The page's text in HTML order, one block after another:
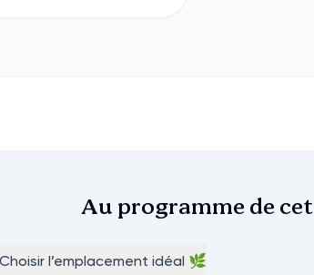
Au programme de cet
Choisir l’emplacement idéal 🌿